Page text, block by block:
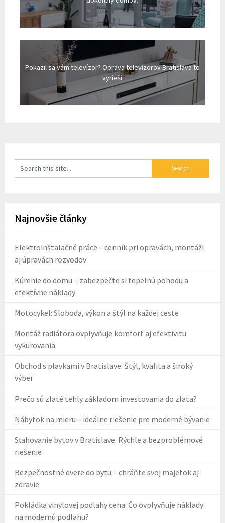
Pokazil sa vám televízor? Oprava televízorov Bratislava to
vyrieši
Najnovšie články
Elektroinštalačné práce – cenník pri opravách, montáži
aj úpravách rozvodov
Kúrenie do domu – zabezpečte si tepelnú pohodu a
efektívne náklady
Motocykel: Sloboda, výkon a štýl na každej ceste
Montáž radiátora ovplyvňuje komfort aj efektivitu
vykurovania
Obchod s plavkami v Bratislave: Štýl, kvalita a široký
výber
Prečo sú zlaté tehly základom investovania do zlata?
Nábytok na mieru – ideálne riešenie pre moderné bývanie
Sťahovanie bytov v Bratislave: Rýchle a bezproblémové
riešenie
Bezpečnostné dvere do bytu – chráňte svoj majetok aj
zdravie
Pokládka vinylovej podlahy cena: Čo ovplyvňuje náklady
na modernú podlahu?